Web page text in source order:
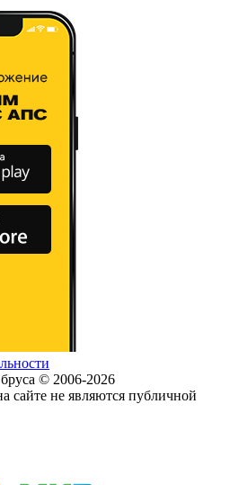
© 2006-2026
сайте не являются публичной